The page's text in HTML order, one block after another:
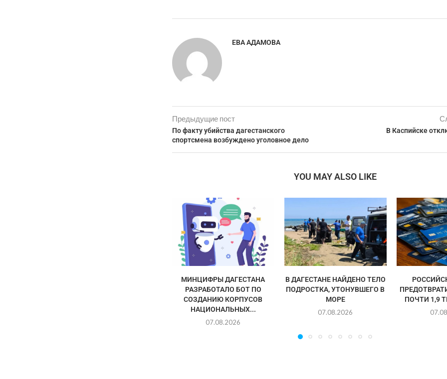
ЕВА АДАМОВА
Предыдущие пост
По факту убийства дагестанского
спортсмена возбуждено уголовное дело
В Каспийске
YOU MAY ALSO LIKE
МИНЦИФРЫ ДАГЕСТАНА
РАЗРАБОТАЛО БОТ ПО
СОЗДАНИЮ КОРПУСОВ
НАЦИОНАЛЬНЫХ...
07.08.2026
В ДАГЕСТАНЕ НАЙДЕНО ТЕЛО
ПОДРОСТКА, УТОНУВШЕГО В
МОРЕ
07.08.2026
ПОЧТИ 1,9